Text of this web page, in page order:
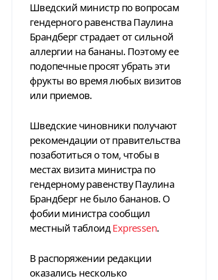
Шведский министр по вопросам
гендерного равенства Паулина
Брандберг страдает от сильной
аллергии на бананы. Поэтому ее
подопечные просят убрать эти
фрукты во время любых визитов
или приемов.
Шведские чиновники получают
рекомендации от правительства
позаботиться о том, чтобы в
местах визита министра по
гендерному равенству Паулина
Брандберг не было бананов. О
фобии министра сообщил
местный таблоидExpressen.
В распоряжении редакции
оказались несколько